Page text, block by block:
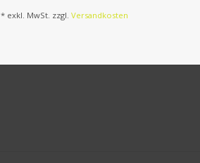
* exkl. MwSt. zzgl. Versandkosten